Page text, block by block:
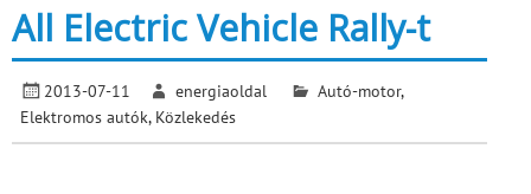
All Electric Vehicle Rally-t
2013-07-11 energiaoldal Autó-motor,
Elektromos autók, Közlekedés